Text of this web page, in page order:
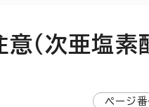
（次亜塩素
ページ番